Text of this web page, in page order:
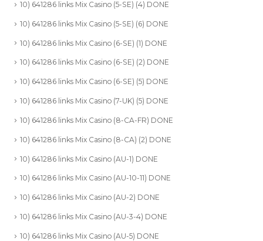
10) 641286 links Mix Casino (5-SE) (4) DONE
10) 641286 links Mix Casino (5-SE) (6) DONE
10) 641286 links Mix Casino (6-SE) (1) DONE
10) 641286 links Mix Casino (6-SE) (2) DONE
10) 641286 links Mix Casino (6-SE) (5) DONE
10) 641286 links Mix Casino (7-UK) (5) DONE
10) 641286 links Mix Casino (8-CA-FR) DONE
10) 641286 links Mix Casino (8-CA) (2) DONE
10) 641286 links Mix Casino (AU-1) DONE
10) 641286 links Mix Casino (AU-10-11) DONE
10) 641286 links Mix Casino (AU-2) DONE
10) 641286 links Mix Casino (AU-3-4) DONE
10) 641286 links Mix Casino (AU-5) DONE